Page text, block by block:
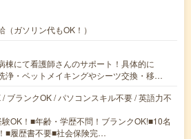
（ガソリン代もOK！）
棟にて看護師さんのサポート！具体的に
浄・ベットメイキングやシーツ交換・移…
ブランクOK / パソコンスキル不要 / 英語力不
OK！■年齢・学歴不問！ブランクOK!■10名
■履歴書不要■社会保険完…